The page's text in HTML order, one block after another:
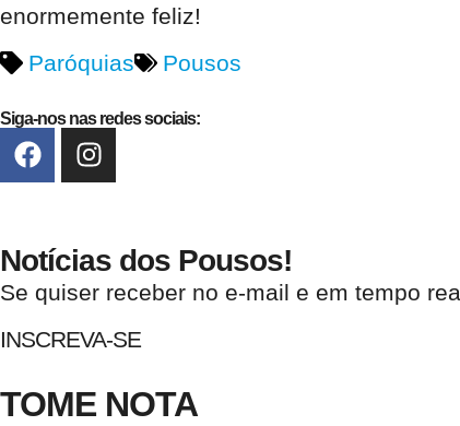
enormemente feliz!
Paróquias
Pousos
Siga-nos nas redes sociais:
Notícias dos Pousos!
Se quiser receber no e-mail e em tempo
INSCREVA-SE
TOME NOTA